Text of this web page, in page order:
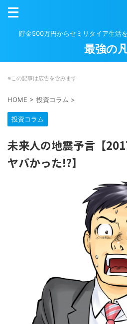
貯金500万円からセミリタイア生活
最強の
※この記事は広告を含みます
HOME > 投資コラム >
投資コラム
未来人の地震予言【
ヤバかった!?】